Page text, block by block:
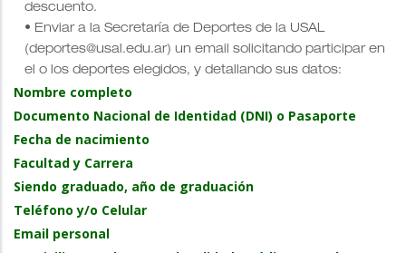
descuento.
• Enviar a la Secretaría de Deportes de la USAL
(deportes@usal.edu.ar) un email solicitando participar en
el o los deportes elegidos, y detallando sus datos:
Nombre completo
Documento Nacional de Identidad (DNI) o Pasaporte
Fecha de nacimiento
Facultad y Carrera
Siendo graduado, año de graduación
Teléfono y/o Celular
Email personal